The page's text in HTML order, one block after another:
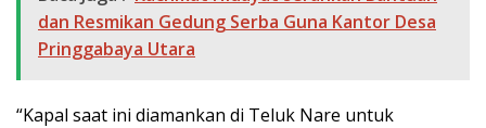
dan Resmikan Gedung Serba Guna Kantor Desa
Pringgabaya Utara
“Kapal saat ini diamankan di Teluk Nare untuk